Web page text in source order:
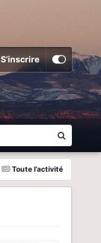
S’inscrire
Toute l’activité